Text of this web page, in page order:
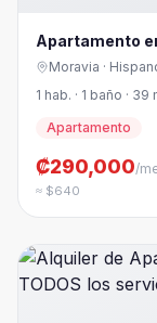
Apartamento
Lincold
Moravia ·
1 hab. · 1 baño · 39
Apartamento
₡290,000/
≈ $640